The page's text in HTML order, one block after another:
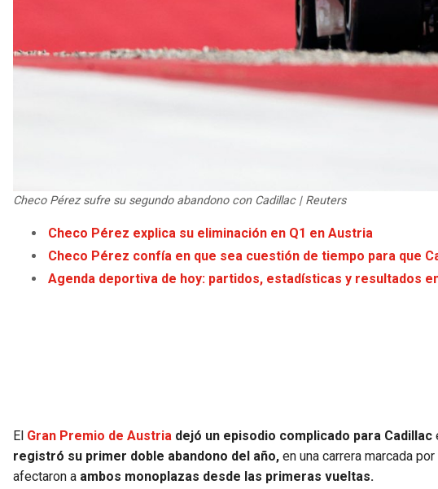
Checo Pérez sufre su segundo abandono con Cadillac | Reuters
Checo Pérez explica su eliminación en Q1 en Austria
Checo Pérez confía en que sea cuestión de tiempo para que
Agenda deportiva de hoy: partidos, estadísticas y resultados
El Gran Premio de Austria dejó un episodio complicado para Cadillac
registró su primer doble abandono del año, en una carrera marcada por
afectaron a ambos monoplazas desde las primeras vueltas.